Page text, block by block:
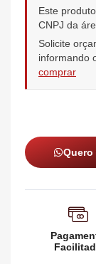
Este
CNPJ da
Solicite
informando
comprar
Quero